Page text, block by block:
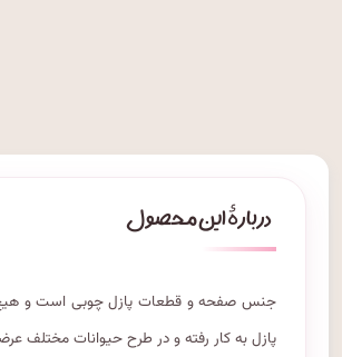
جنس صفحه و قطعات پازل چوبی است و هیچ
پازل به کار رفته و در طرح حیوانات مختلف